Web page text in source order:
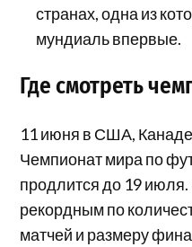
странах, одна из
мундиаль впервые.
Где смотреть
11 июня в США,
Чемпионат мира по
продлится до 19 июля.
рекордным по
матчей и размеру